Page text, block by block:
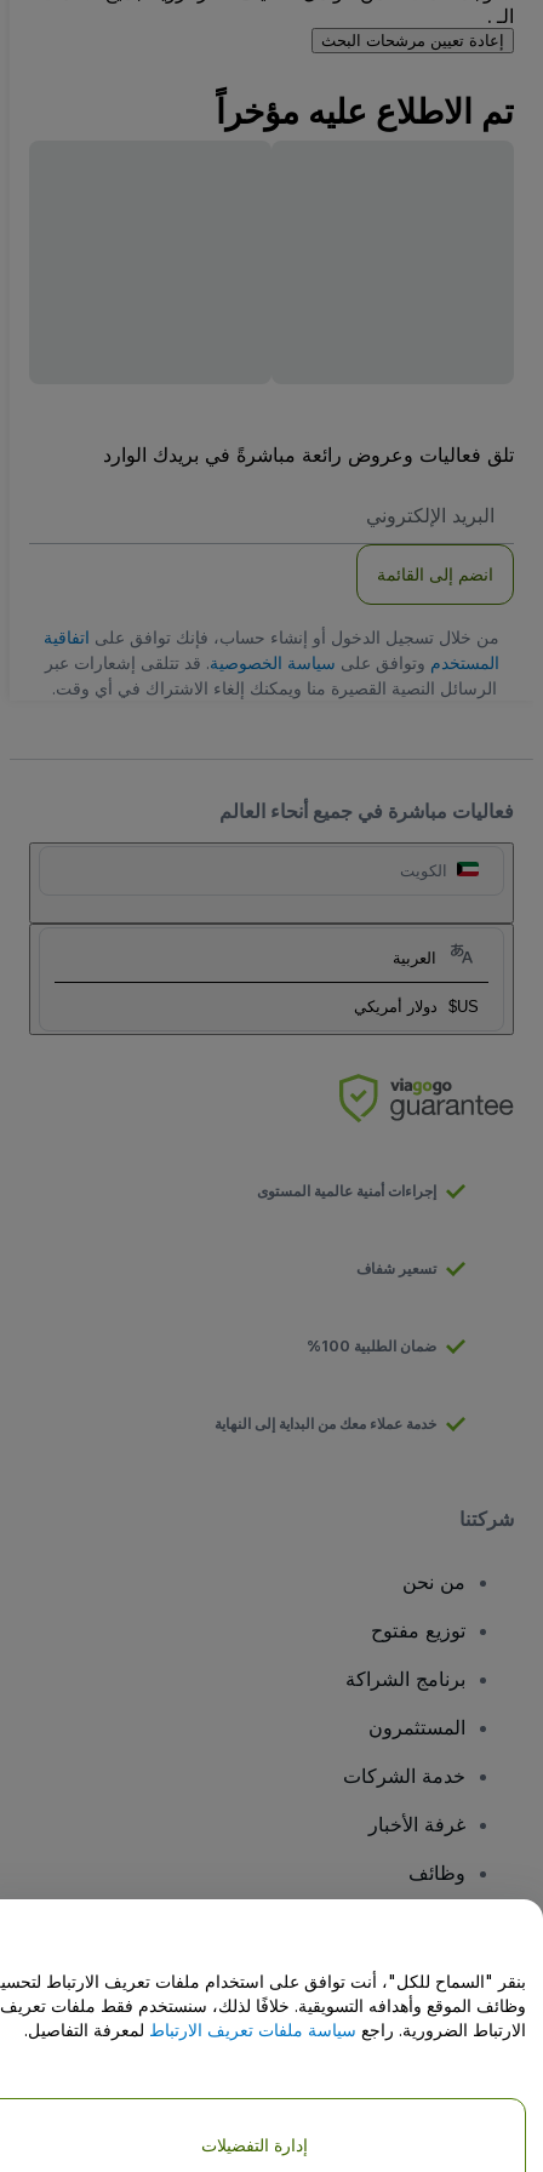
الـ .
إعادة تعيين مرشحات البحث
تم الاطلاع عليه مؤخراً
تلق فعاليات وعروض رائعة مباشرةً في بريدك الوارد
الاكتروني
انضم إلى القائمة
من خلال تسجيل الدخول أو إنشاء حساب، فإنك توافق على اتفاقية
المستخدم وتوافق على سياسة الخصوصية. قد تتلقى إشعارات عبر
الرسائل النصية القصيرة منا ويمكنك إلغاء الاشتراك في أي وقت.
فعاليات مباشرة في جميع أنحاء العالم
الكويت
العربية
US$ دولار أمريكي
إجراءات أمنية عالمية المستوى
تسعير شفاف
ضمان الطلبية 100%
خدمة عملاء معك من البداية إلى النهاية
شركتنا
من نحن
توزيع مفتوح
برنامج الشراكة
المستثمرون
خدمة الشركات
غرفة الأخبار
وظائف
مركز المساعدة / اتصل بنا
حقوق النشر © شركة فياجوجو المحدودة 2026
تفاصيل الشركة
بنقر "السماح للكل"، أنت توافق على استخدام ملفات تعريف الارتباط
وظائف الموقع وأهدافه التسويقية. خلافًا لذلك، سنستخدم فقط ملفات تعريف
الارتباط الضرورية. راجع سياسة ملفات تعريف الارتباط لمعرفة التفاصيل.
إدارة التفضيلات